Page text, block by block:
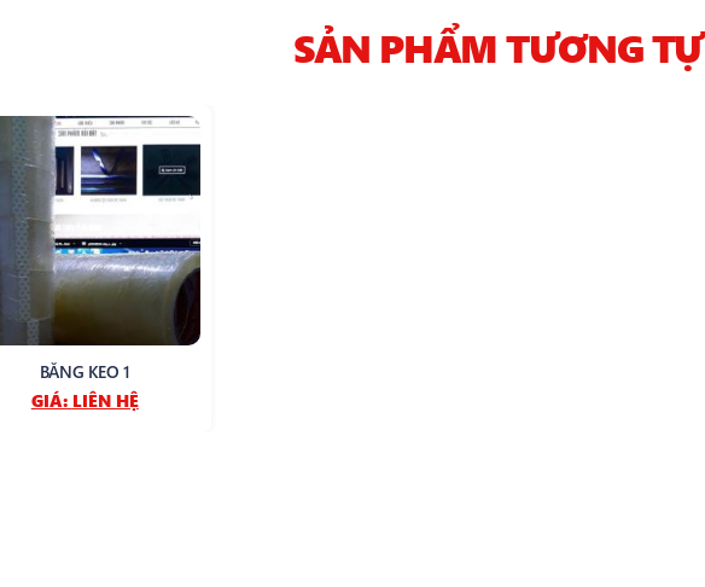
SẢN PHẨM TƯƠNG TỰ
BĂNG KEO 1
GIÁ: LIÊN HỆ